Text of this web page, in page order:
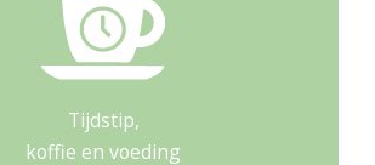
Tijdstip,
koffie en voeding